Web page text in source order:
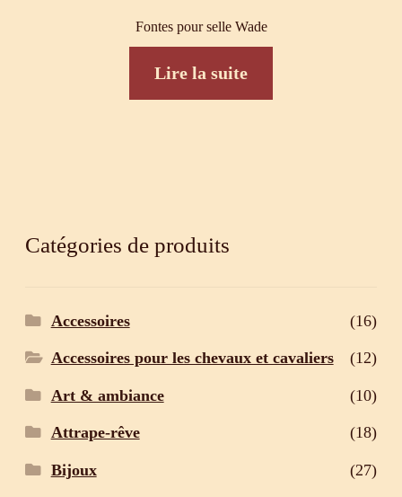
Fontes pour selle Wade
Lire la suite
Catégories de produits
Accessoires (16)
Accessoires pour les chevaux et cavaliers (12)
Art & ambiance (10)
Attrape-rêve (18)
Bijoux (27)